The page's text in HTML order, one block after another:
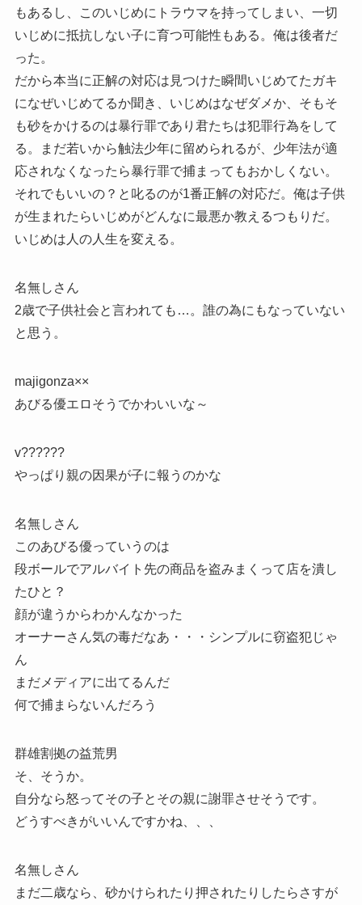
もあるし、このいじめにトラウマを持ってしまい、一切
いじめに抵抗しない子に育つ可能性もある。俺は後者だ
った。
だから本当に正解の対応は見つけた瞬間いじめてたガキ
になぜいじめてるか聞き、いじめはなぜダメか、そもそ
も砂をかけるのは暴行罪であり君たちは犯罪行為をして
る。まだ若いから触法少年に留められるが、少年法が適
応されなくなったら暴行罪で捕まってもおかしくない。
それでもいいの？と叱るのが1番正解の対応だ。俺は子供
が生まれたらいじめがどんなに最悪か教えるつもりだ。
いじめは人の人生を変える。
名無しさん
2歳で子供社会と言われても…。誰の為にもなっていない
と思う。
majigonza××
あびる優エロそうでかわいいな～
v??????
やっぱり親の因果が子に報うのかな
名無しさん
このあびる優っていうのは
段ボールでアルバイト先の商品を盗みまくって店を潰し
たひと？
顔が違うからわかんなかった
オーナーさん気の毒だなあ・・・シンプルに窃盗犯じゃ
ん
まだメディアに出てるんだ
何で捕まらないんだろう
群雄割拠の益荒男
そ、そうか。
自分なら怒ってその子とその親に謝罪させそうです。
どうすべきがいいんですかね、、、
名無しさん
まだ二歳なら、砂かけられたり押されたりしたらさすが